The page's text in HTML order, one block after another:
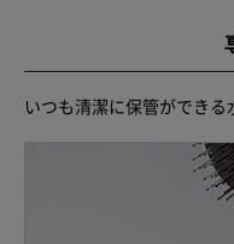
いつも清潔に保管ができる